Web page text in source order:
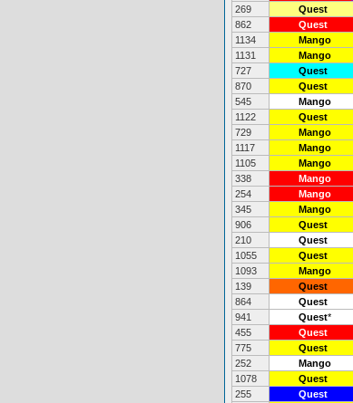
269
Quest
862
Quest
1134
Mango
1131
Mango
727
Quest
870
Quest
545
Mango
1122
Quest
729
Mango
1117
Mango
1105
Mango
338
Mango
254
Mango
345
Mango
906
Quest
210
Quest
1055
Quest
1093
Mango
139
Quest
864
Quest
941
Quest*
455
Quest
775
Quest
252
Mango
1078
Quest
255
Quest